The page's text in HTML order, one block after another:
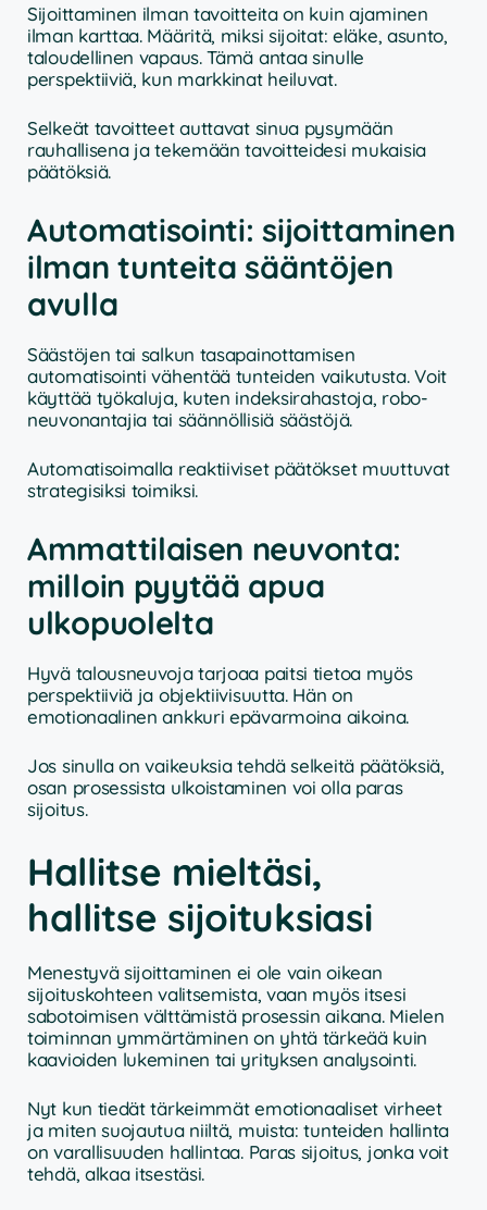
Sijoittaminen ilman tavoitteita on kuin ajaminen
ilman karttaa. Määritä, miksi sijoitat: eläke, asunto,
taloudellinen vapaus. Tämä antaa sinulle
perspektiiviä, kun markkinat heiluvat.
Selkeät tavoitteet auttavat sinua pysymään
rauhallisena ja tekemään tavoitteidesi mukaisia
päätöksiä.
Automatisointi: sijoittaminen
ilman tunteita sääntöjen
avulla
Säästöjen tai salkun tasapainottamisen
automatisointi vähentää tunteiden vaikutusta. Voit
käyttää työkaluja, kuten indeksirahastoja, robo-
neuvonantajia tai säännöllisiä säästöjä.
Automatisoimalla reaktiiviset päätökset muuttuvat
strategisiksi toimiksi.
Ammattilaisen neuvonta:
milloin pyytää apua
ulkopuolelta
Hyvä talousneuvoja tarjoaa paitsi tietoa myös
perspektiiviä ja objektiivisuutta. Hän on
emotionaalinen ankkuri epävarmoina aikoina.
Jos sinulla on vaikeuksia tehdä selkeitä päätöksiä,
osan prosessista ulkoistaminen voi olla paras
sijoitus.
Hallitse mieltäsi,
hallitse sijoituksiasi
Menestyvä sijoittaminen ei ole vain oikean
sijoituskohteen valitsemista, vaan myös itsesi
sabotoimisen välttämistä prosessin aikana. Mielen
toiminnan ymmärtäminen on yhtä tärkeää kuin
kaavioiden lukeminen tai yrityksen analysointi.
Nyt kun tiedät tärkeimmät emotionaaliset virheet
ja miten suojautua niiltä, muista: tunteiden hallinta
on varallisuuden hallintaa. Paras sijoitus, jonka voit
tehdä, alkaa itsestäsi.